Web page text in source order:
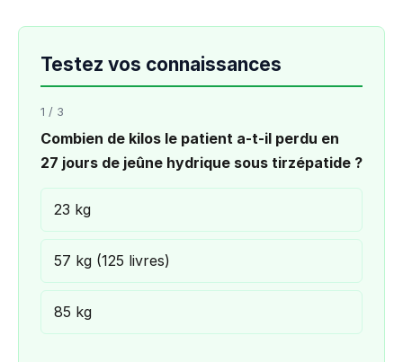
Testez vos connaissances
1 / 3
Combien de kilos le patient a-t-il perdu en
27 jours de jeûne hydrique sous tirzépatide ?
23 kg
57 kg (125 livres)
85 kg